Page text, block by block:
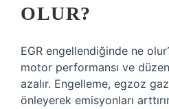
OLUR?
EGR engellendiğinde ne
motor performansı ve
azalır. Engelleme, egzoz
önleyerek emisyonları